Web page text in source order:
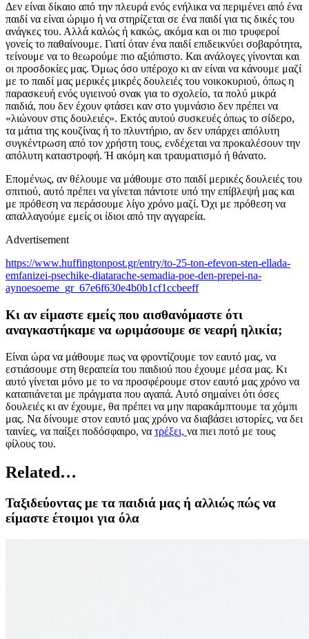
Δεν είναι δίκαιο από την πλευρά ενός ενήλικα να περιμένει από ένα
παιδί να είναι ώριμο ή να στηρίζεται σε ένα παιδί για τις δικές του
ανάγκες του. Αλλά καλώς ή κακώς, ακόμα και οι πιο τρυφεροί
γονείς το παθαίνουμε. Γιατί όταν ένα παιδί επιδεικνύει σοβαρότητα,
τείνουμε να το θεωρούμε πιο αξιόπιστο. Και ανάλογες γίνονται και
οι προσδοκίες μας. Όμως όσο υπέροχο κι αν είναι να κάνουμε μαζί
με το παιδί μας μερικές μικρές δουλειές του νοικοκυριού, όπως η
παρασκευή ενός υγιεινού σνακ για το σχολείο, τα πολύ μικρά
παιδιά, που δεν έχουν φτάσει καν στο γυμνάσιο δεν πρέπει να
«λιώνουν στις δουλειές». Εκτός αυτού συσκευές όπως το σίδερο,
τα μάτια της κουζίνας ή το πλυντήριο, αν δεν υπάρχει απόλυτη
συγκέντρωση από τον χρήστη τους, ενδέχεται να προκαλέσουν την
απόλυτη καταστροφή. Ή ακόμη και τραυματισμό ή θάνατο.
Επομένως, αν θέλουμε να μάθουμε στο παιδί μερικές δουλειές του
σπιτιού, αυτό πρέπει να γίνεται πάντοτε υπό την επίβλεψή μας και
με πρόθεση να περάσουμε λίγο χρόνο μαζί. Όχι με πρόθεση να
απαλλαγούμε εμείς οι ίδιοι από την αγγαρεία.
Advertisement
https://www.huffingtonpost.gr/entry/to-25-ton-efevon-sten-ellada-
emfanizei-psechike-diatarache-semadia-poe-den-prepei-na-
aynoesoeme_gr_67e6f630e4b0b1cf1ccbeeff
Κι αν είμαστε εμείς που αισθανόμαστε ότι
αναγκαστήκαμε να ωριμάσουμε σε νεαρή ηλικία;
Είναι ώρα να μάθουμε πως να φροντίζουμε τον εαυτό μας, να
εστιάσουμε στη θεραπεία του παιδιού που έχουμε μέσα μας. Κι
αυτό γίνεται μόνο με το να προσφέρουμε στον εαυτό μας χρόνο να
καταπιάνεται με πράγματα που αγαπά. Αυτό σημαίνει ότι όσες
δουλειές κι αν έχουμε, θα πρέπει να μην παρακάμπτουμε τα χόμπι
μας. Να δίνουμε στον εαυτό μας χρόνο να διαβάσει ιστορίες, να δει
ταινίες, να παίξει ποδόσφαιρο, να τρέξει, να πιει ποτό με τους
φίλους του.
Related…
Ταξιδεύοντας με τα παιδιά μας ή αλλιώς πώς να
είμαστε έτοιμοι για όλα